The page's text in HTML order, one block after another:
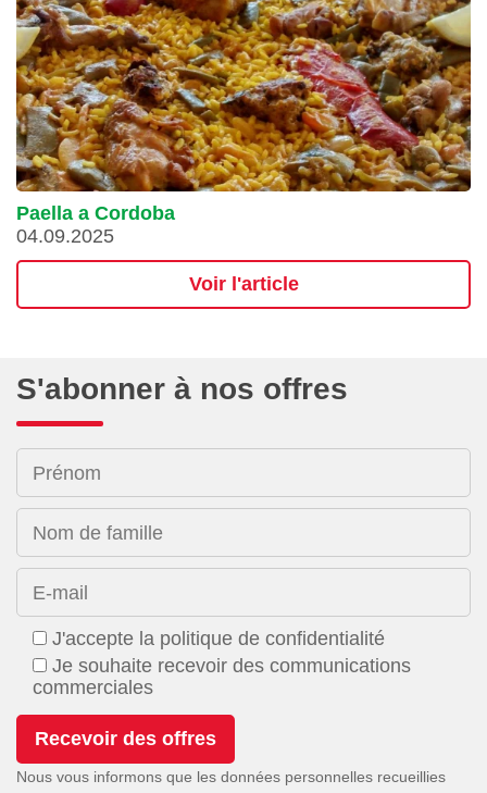
Paella a Cordoba
04.09.2025
Voir l'article
S'abonner à nos offres
Prénom
Nom de famille
E-mail
J'accepte la politique de confidentialité
Je souhaite recevoir des communications
commerciales
Nous vous informons que les données personnelles recueillies